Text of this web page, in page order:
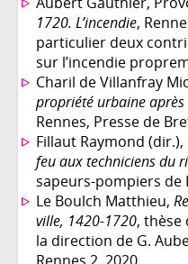
1720. L’incendie,
particulier deux
sur l’incendie
Charil de Villanfray
propriété urbaine après
Rennes, Presse de
Fillaut Raymond (dir.),
feu aux techniciens du
sapeurs-pompiers de
Le Boulch Matthieu,
ville, 1420-1720, thèse
la direction de G.